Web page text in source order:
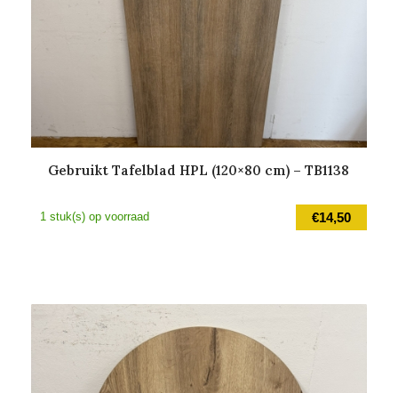
Gebruikt Tafelblad HPL (120×80 cm) – TB1138
€14,50
1 stuk(s) op voorraad